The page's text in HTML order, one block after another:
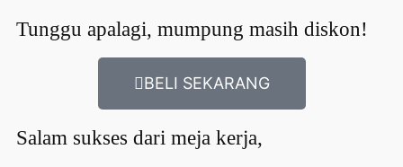
Tunggu apalagi, mumpung masih diskon!
BELI SEKARANG
Salam sukses dari meja kerja,